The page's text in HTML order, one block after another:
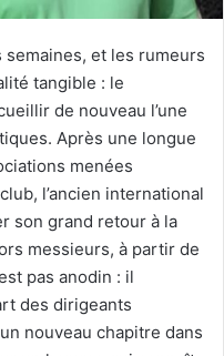
semaines, et les rumeurs
tangible : le
de nouveau l’une
Après une longue
menées
l’ancien international
son grand retour à la
messieurs, à partir de
pas anodin : il
des dirigeants
nouveau chapitre dans